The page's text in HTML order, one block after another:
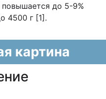
до 5-9%
4500 г [1].
картина